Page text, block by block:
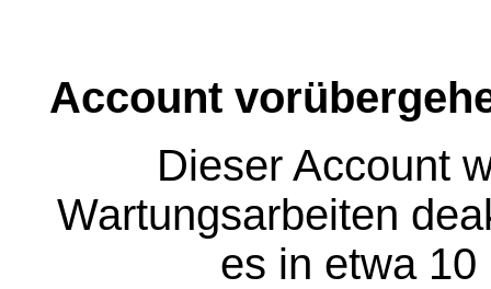
Account
Dieser Account
Wartungsarbeiten
es in etwa